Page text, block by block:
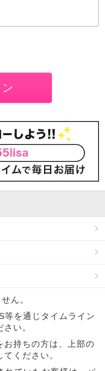
ん。
等を通じタイムライン
い。
お持ちの方は、上部の
ください。